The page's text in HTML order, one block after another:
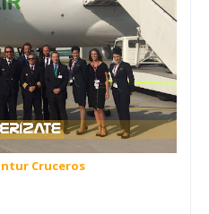
Cruceros